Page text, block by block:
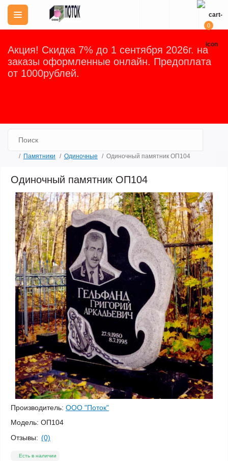
Акция! Скидка 7% до 1 сентября 2026г. на
заказы оформленные онлайн. Предоплата
от 1000рублей.
0
Памятники Одиночные Одиночный памятник ОП104
Одиночный памятник ОП104
Производитель: ООО "Поток"
Модель: ОП104
Отзывы: (0)
Есть в наличии